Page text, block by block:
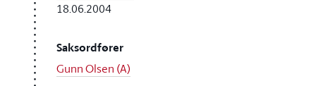
18.06.2004
Saksordfører
Gunn Olsen (A)